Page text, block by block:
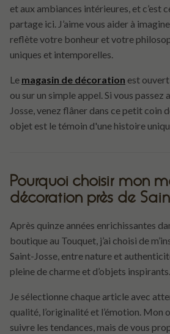
et aux ambiances intérieures, et c’est
partage ici. J’aime vous aider à
reflète votre bonheur et votre
uniques et intemporelles.
Le magasin de décoration est
ou sur un simple appel. Si vous passez
Josse, venez flâner dans ce petit coin
objet est le témoin d'une histoire
Pourquoi choisir mon
décoration près de
Après quinze années enrichissantes
boutique au Touquet, j’ai choisi de
Saint-Josse, entre nature et
pleine de charme et d’objets inspirants.
Je sélectionne chaque article avec
qualité, l’originalité et l’émotion. Mon
suivre les tendances, mais de vous